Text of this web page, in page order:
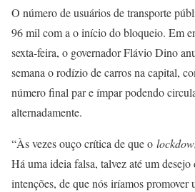
O número de usuários de transporte
96 mil com a o início do bloqueio. Em
sexta-feira, o governador Flávio Dino
semana o rodízio de carros na capital,
número final par e ímpar podendo
alternadamente.
“Às vezes ouço crítica de que o
Há uma ideia falsa, talvez até um desejo
intenções, de que nós iríamos promover